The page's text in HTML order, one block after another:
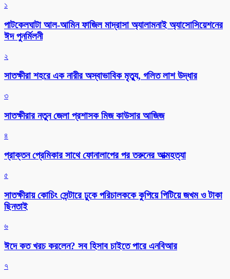
১
পাটকেলঘাটা আল-আমিন ফাজিল মাদ্রাসা অ্যালামনাই অ্যাসোসিয়েশনের
ঈদ পুনর্মিলনী
২
সাতক্ষীরা শহরে এক নারীর অস্বাভাবিক মৃত্যু, গলিত লাশ উদ্ধার
৩
সাতক্ষীরার নতুন জেলা প্রশাসক মিজ কাউসার আজিজ
৪
প্রাক্তন প্রেমিকার সাথে ফোনালাপের পর তরুনের আত্মহত্যা
৫
সাতক্ষীরায় কোচিং সেন্টারে ঢুকে পরিচালককে কুপিয়ে পিটিয়ে জখম ও টাকা
ছিনতাই
৬
ঈদে কত খরচ করলেন? সব হিসাব চাইতে পারে এনবিআর
৭